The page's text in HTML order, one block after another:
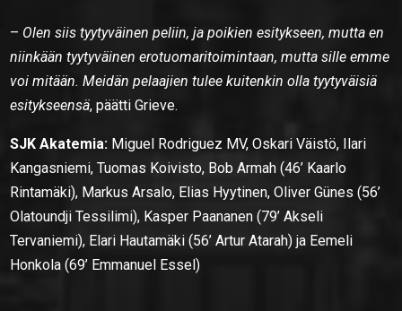
– Olen siis tyytyväinen peliin, ja poikien esitykseen, mutta en
niinkään tyytyväinen erotuomaritoimintaan, mutta sille emme
voi mitään. Meidän pelaajien tulee kuitenkin olla tyytyväisiä
esitykseensä, päätti Grieve.
SJK Akatemia: Miguel Rodriguez MV, Oskari Väistö, Ilari
Kangasniemi, Tuomas Koivisto, Bob Armah (46’ Kaarlo
Rintamäki), Markus Arsalo, Elias Hyytinen, Oliver Günes (56’
Olatoundji Tessilimi), Kasper Paananen (79’ Akseli
Tervaniemi), Elari Hautamäki (56’ Artur Atarah) ja Eemeli
Honkola (69’ Emmanuel Essel)